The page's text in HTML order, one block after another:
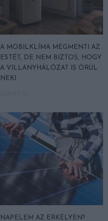
A MOBILKLÍMA MEGMENTI AZ
ESTÉT, DE NEM BIZTOS, HOGY
A VILLANYHÁLÓZAT IS ÖRÜL
NEKI
NAPELEM AZ ERKÉLYEN?